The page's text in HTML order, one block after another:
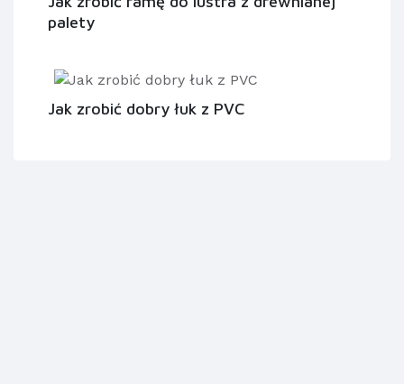
palety
Jak zrobić dobry łuk z PVC